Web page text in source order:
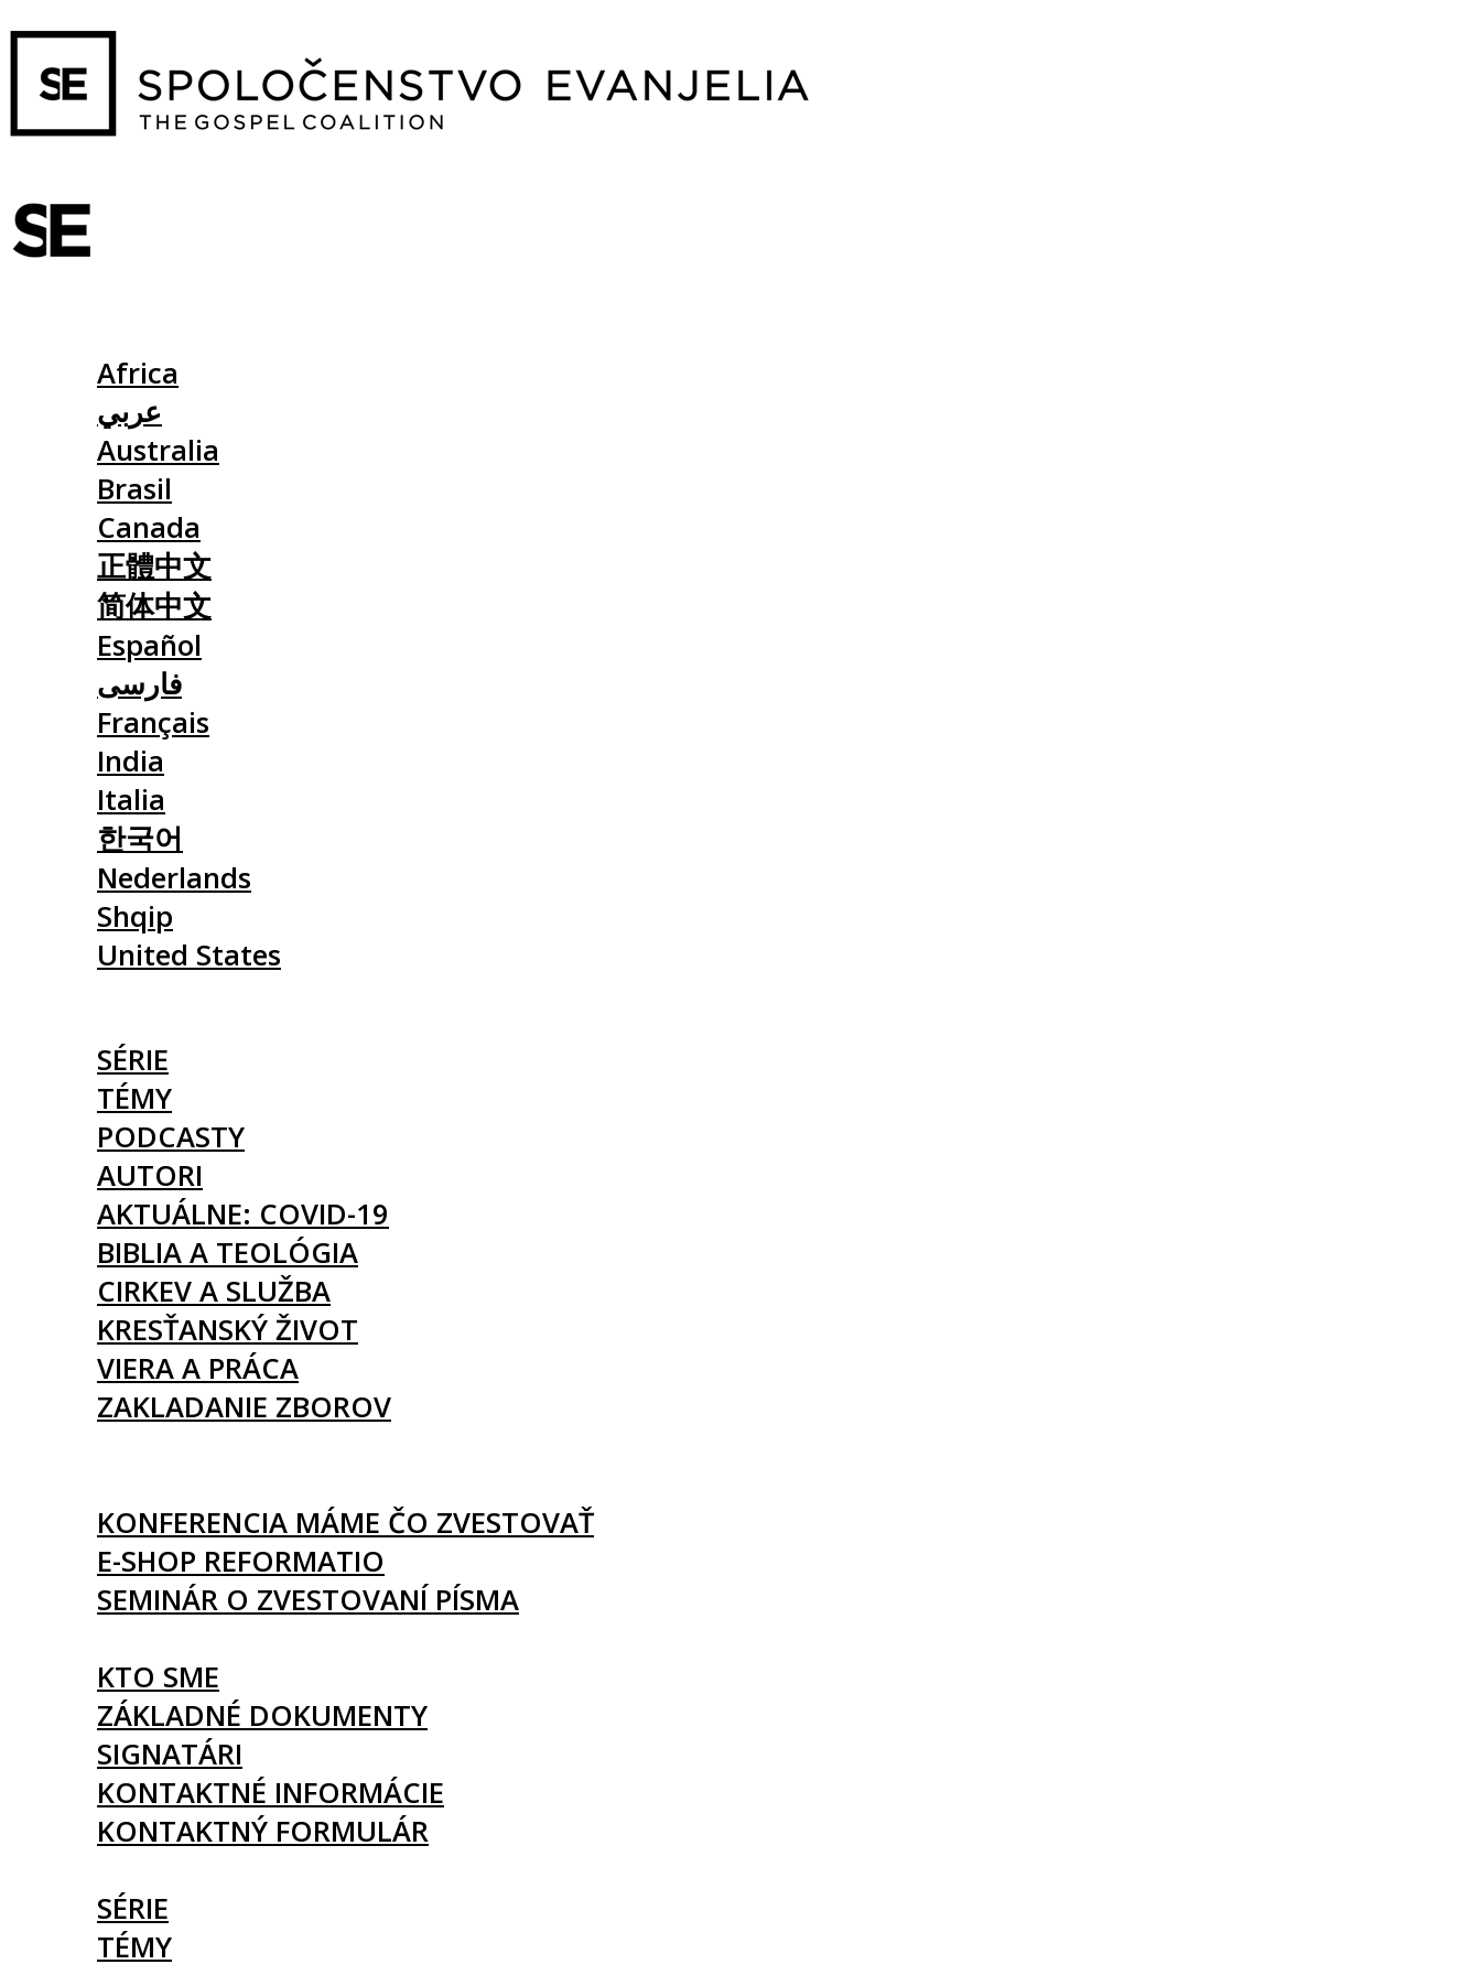
Africa
عربي
Australia
Brasil
Canada
正體中文
简体中文
Español
فارسی
Français
India
Italia
한국어
Nederlands
Shqip
United States
SÉRIE
TÉMY
PODCASTY
AUTORI
AKTUÁLNE: COVID-19
BIBLIA A TEOLÓGIA
CIRKEV A SLUŽBA
KRESŤANSKÝ ŽIVOT
VIERA A PRÁCA
ZAKLADANIE ZBOROV
KONFERENCIA MÁME ČO ZVESTOVAŤ
E-SHOP REFORMATIO
SEMINÁR O ZVESTOVANÍ PÍSMA
KTO SME
ZÁKLADNÉ DOKUMENTY
SIGNATÁRI
KONTAKTNÉ INFORMÁCIE
KONTAKTNÝ FORMULÁR
SÉRIE
TÉMY